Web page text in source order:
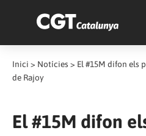
Inici > Notícies > El #15M difon els
de Rajoy
El #15M difon